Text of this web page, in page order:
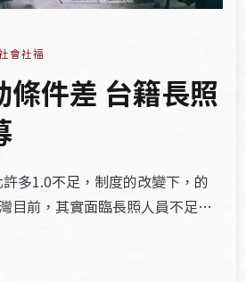
會社福
條件差 台籍長照
多1.0不足，制度的改變下，的
目前，其實面臨長照人員不足…